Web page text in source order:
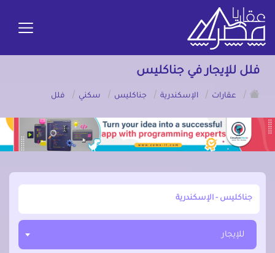
فلل للإيجار في جناكليس
/
عقارات / الإسكندرية / جناكليس / سكني / فلل
أبحث عن مدينة, محافظة, حي
للإيجار